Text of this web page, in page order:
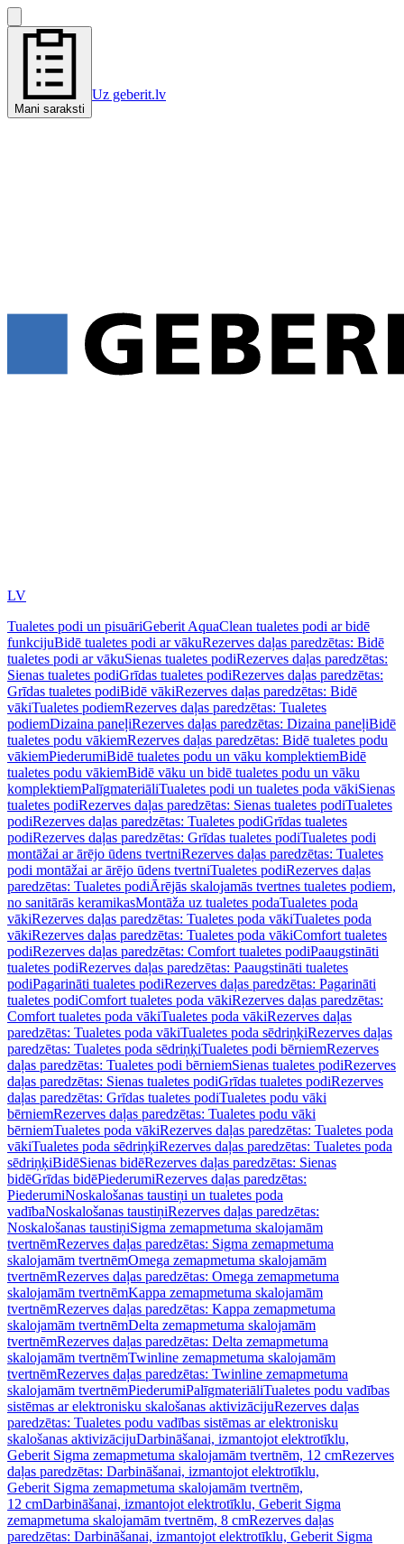
Mani saraksti
Uz geberit.lv
LV
Tualetes podi un pisuāriGeberit AquaClean tualetes podi ar bidē
funkcijuBidē tualetes podi ar vākuRezerves daļas paredzētas: Bidē
tualetes podi ar vākuSienas tualetes podiRezerves daļas paredzētas:
Sienas tualetes podiGrīdas tualetes podiRezerves daļas paredzētas:
Grīdas tualetes podiBidē vākiRezerves daļas paredzētas: Bidē
vākiTualetes podiemRezerves daļas paredzētas: Tualetes
podiemDizaina paneļiRezerves daļas paredzētas: Dizaina paneļiBidē
tualetes podu vākiemRezerves daļas paredzētas: Bidē tualetes podu
vākiemPiederumiBidē tualetes podu un vāku komplektiemBidē
tualetes podu vākiemBidē vāku un bidē tualetes podu un vāku
komplektiemPalīgmateriāliTualetes podi un tualetes poda vākiSienas
tualetes podiRezerves daļas paredzētas: Sienas tualetes podiTualetes
podiRezerves daļas paredzētas: Tualetes podiGrīdas tualetes
podiRezerves daļas paredzētas: Grīdas tualetes podiTualetes podi
montāžai ar ārējo ūdens tvertniRezerves daļas paredzētas: Tualetes
podi montāžai ar ārējo ūdens tvertniTualetes podiRezerves daļas
paredzētas: Tualetes podiĀrējās skalojamās tvertnes tualetes podiem,
no sanitārās keramikasMontāža uz tualetes podaTualetes poda
vākiRezerves daļas paredzētas: Tualetes poda vākiTualetes poda
vākiRezerves daļas paredzētas: Tualetes poda vākiComfort tualetes
podiRezerves daļas paredzētas: Comfort tualetes podiPaaugstināti
tualetes podiRezerves daļas paredzētas: Paaugstināti tualetes
podiPagarināti tualetes podiRezerves daļas paredzētas: Pagarināti
tualetes podiComfort tualetes poda vākiRezerves daļas paredzētas:
Comfort tualetes poda vākiTualetes poda vākiRezerves daļas
paredzētas: Tualetes poda vākiTualetes poda sēdriņķiRezerves daļas
paredzētas: Tualetes poda sēdriņķiTualetes podi bērniemRezerves
daļas paredzētas: Tualetes podi bērniemSienas tualetes podiRezerves
daļas paredzētas: Sienas tualetes podiGrīdas tualetes podiRezerves
daļas paredzētas: Grīdas tualetes podiTualetes podu vāki
bērniemRezerves daļas paredzētas: Tualetes podu vāki
bērniemTualetes poda vākiRezerves daļas paredzētas: Tualetes poda
vākiTualetes poda sēdriņķiRezerves daļas paredzētas: Tualetes poda
sēdriņķiBidēSienas bidēRezerves daļas paredzētas: Sienas
bidēGrīdas bidēPiederumiRezerves daļas paredzētas:
PiederumiNoskalošanas taustiņi un tualetes poda
vadībaNoskalošanas taustiņiRezerves daļas paredzētas:
Noskalošanas taustiņiSigma zemapmetuma skalojamām
tvertnēmRezerves daļas paredzētas: Sigma zemapmetuma
skalojamām tvertnēmOmega zemapmetuma skalojamām
tvertnēmRezerves daļas paredzētas: Omega zemapmetuma
skalojamām tvertnēmKappa zemapmetuma skalojamām
tvertnēmRezerves daļas paredzētas: Kappa zemapmetuma
skalojamām tvertnēmDelta zemapmetuma skalojamām
tvertnēmRezerves daļas paredzētas: Delta zemapmetuma
skalojamām tvertnēmTwinline zemapmetuma skalojamām
tvertnēmRezerves daļas paredzētas: Twinline zemapmetuma
skalojamām tvertnēmPiederumiPalīgmateriāliTualetes podu vadības
sistēmas ar elektronisku skalošanas aktivizācijuRezerves daļas
paredzētas: Tualetes podu vadības sistēmas ar elektronisku
skalošanas aktivizācijuDarbināšanai, izmantojot elektrotīklu,
Geberit Sigma zemapmetuma skalojamām tvertnēm, 12 cmRezerves
daļas paredzētas: Darbināšanai, izmantojot elektrotīklu,
Geberit Sigma zemapmetuma skalojamām tvertnēm,
12 cmDarbināšanai, izmantojot elektrotīklu, Geberit Sigma
zemapmetuma skalojamām tvertnēm, 8 cmRezerves daļas
paredzētas: Darbināšanai, izmantojot elektrotīklu, Geberit Sigma